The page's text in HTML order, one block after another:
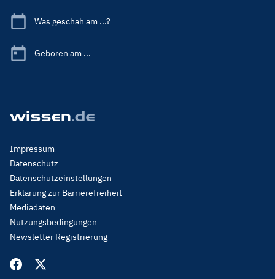
Was geschah am ...?
Geboren am ...
Footer
Menu
Legal
Impressum
Datenschutz
Datenschutzeinstellungen
Erklärung zur Barrierefreiheit
Mediadaten
Nutzungsbedingungen
Newsletter Registrierung